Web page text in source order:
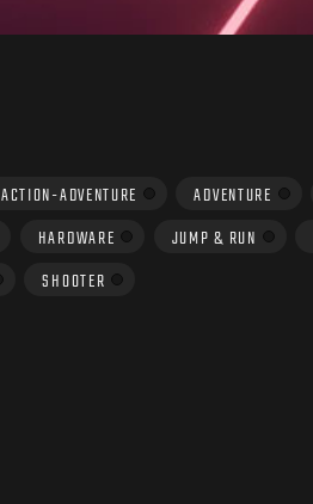
ACTION-ADVENTURE ADVENTURE
HARDWARE JUMP & RUN
SHOOTER